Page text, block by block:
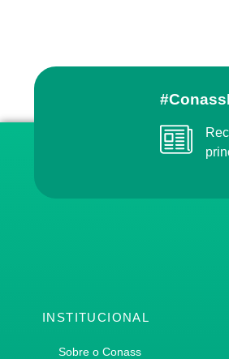
Receba o conteúdo semanal do Conass com as
INSTITUCIONAL
Sobre o Conass